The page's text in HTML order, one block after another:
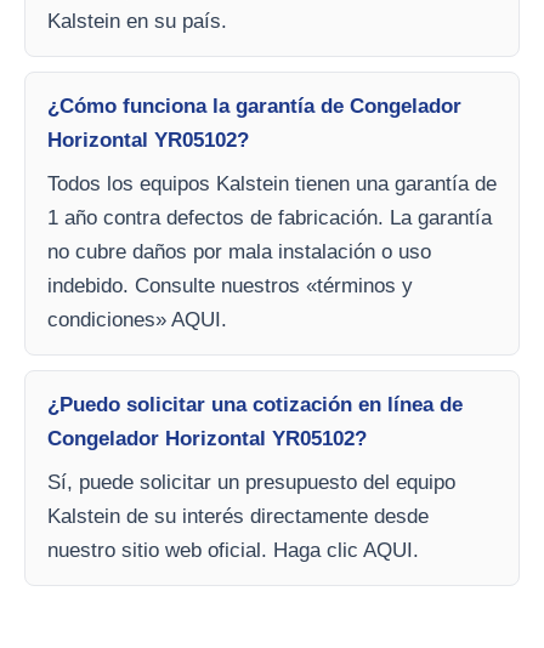
Kalstein en su país.
¿Cómo funciona la garantía de Congelador
Horizontal YR05102?
Todos los equipos Kalstein tienen una garantía de
1 año contra defectos de fabricación. La garantía
no cubre daños por mala instalación o uso
indebido. Consulte nuestros «términos y
condiciones» AQUI.
¿Puedo solicitar una cotización en línea de
Congelador Horizontal YR05102?
Sí, puede solicitar un presupuesto del equipo
Kalstein de su interés directamente desde
nuestro sitio web oficial. Haga clic AQUI.